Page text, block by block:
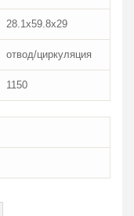
28.1x59.8x29
отвод/циркуляция
1150